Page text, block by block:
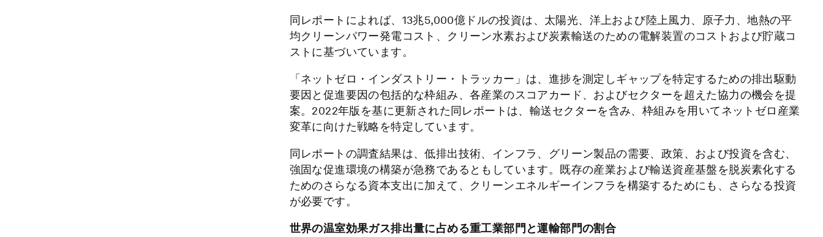
同レポートによれば、13兆5,000億ドルの投資は、太陽光、洋上および陸上風力、原子力、地熱の平
均クリーンパワー発電コスト、クリーン水素および炭素輸送のための電解装置のコストおよび貯蔵コ
ストに基づいています。
「ネットゼロ・インダストリー・トラッカー」は、進捗を測定しギャップを特定するための排出駆動
要因と促進要因の包括的な枠組み、各産業のスコアカード、およびセクターを超えた協力の機会を提
案。2022年版を基に更新された同レポートは、輸送セクターを含み、枠組みを用いてネットゼロ産業
変革に向けた戦略を特定しています。
同レポートの調査結果は、低排出技術、インフラ、グリーン製品の需要、政策、および投資を含む、
強固な促進環境の構築が急務であるともしています。既存の産業および輸送資産基盤を脱炭素化する
ためのさらなる資本支出に加えて、クリーンエネルギーインフラを構築するためにも、さらなる投資
が必要です。
世界の温室効果ガス排出量に占める重工業部門と運輸部門の割合